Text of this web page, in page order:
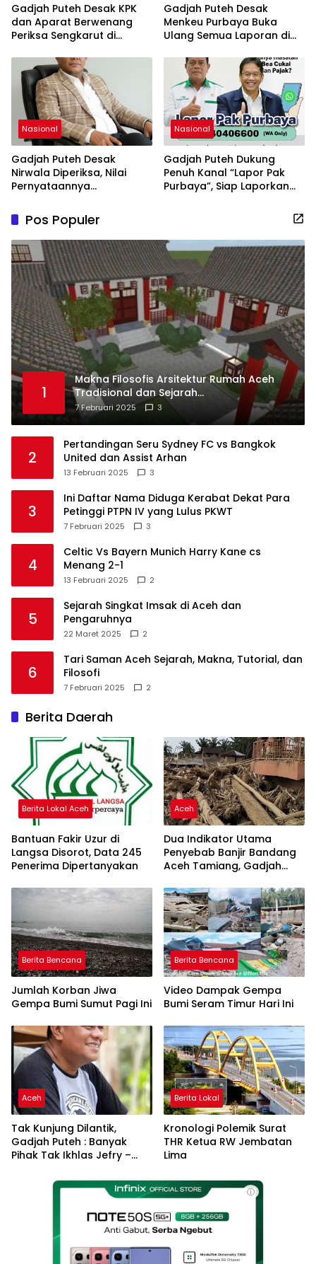
Gadjah Puteh Desak KPK
dan Aparat Berwenang
Periksa Sengkarut di
Termasuk Dugaan Korupsi
Proyek Coretax
Gadjah Puteh Desak
Menkeu Purbaya Buka
Ulang Semua Laporan di
Dipersulit, Jangan Lindungi
Pegawai Nakal!”
Nasional
Gadjah Puteh Desak
Nirwala Diperiksa, Nilai
Pernyataannya
Dirjen Bea Cukai
Nasional
Gadjah Puteh Dukung
Penuh Kanal “Lapor Pak
Purbaya”, Siap Laporkan
Pos Populer
1
Makna Filosofis Arsitektur Rumah Aceh
Tradisional dan Sejarah
Perkembangannya
7 Februari 2025 3
2
Pertandingan Seru Sydney FC vs Bangkok
United dan Assist Arhan
13 Februari 2025 3
3
Ini Daftar Nama Diduga Kerabat Dekat Para
Petinggi PTPN IV yang Lulus PKWT
7 Februari 2025 3
4
Celtic Vs Bayern Munich Harry Kane cs
Menang 2-1
13 Februari 2025 2
5
Sejarah Singkat Imsak di Aceh dan
Pengaruhnya
22 Maret 2025 2
6
Tari Saman Aceh Sejarah, Makna, Tutorial, dan
Filosofi
7 Februari 2025 2
Berita Daerah
Berita Lokal Aceh
Bantuan Fakir Uzur di
Langsa Disorot, Data 245
Penerima Dipertanyakan
Aceh
Dua Indikator Utama
Penyebab Banjir Bandang
Aceh Tamiang, Gadjah
DAS
Berita Bencana
Jumlah Korban Jiwa
Gempa Bumi Sumut Pagi Ini
Berita Bencana
Video Dampak Gempa
Bumi Seram Timur Hari Ini
Aceh
Tak Kunjung Dilantik,
Gadjah Puteh : Banyak
Pihak Tak Ikhlas Jefry –
Berita Lokal
Kronologi Polemik Surat
THR Ketua RW Jembatan
Lima
ⓘ